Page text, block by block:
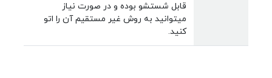
قابل شستشو بوده و در صورت نیاز
میتوانید به روش غیر مستقیم آن را اتو
کنید.